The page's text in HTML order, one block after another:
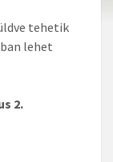
tehetik
lehet
2.